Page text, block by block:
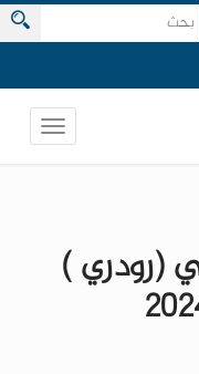
(رودري )